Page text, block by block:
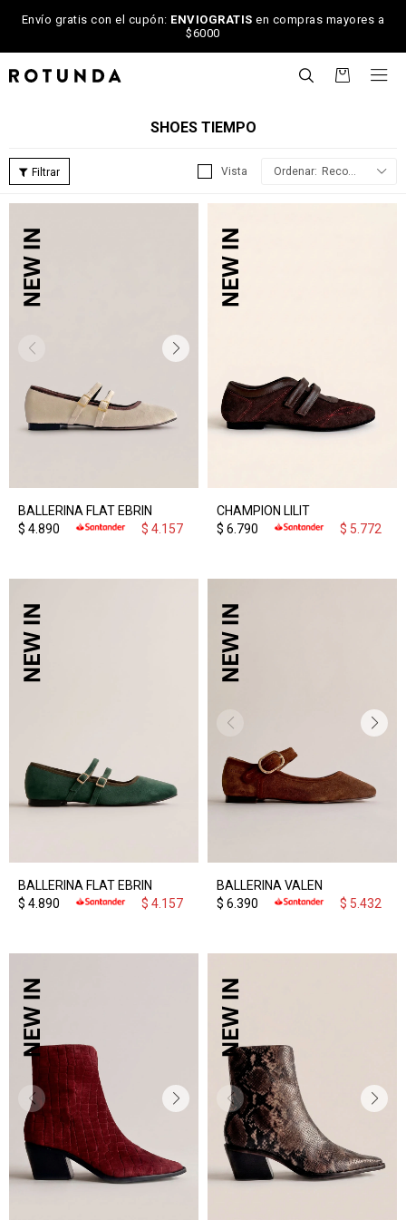
Envío gratis con el cupón: ENVIOGRATIS en compras mayores a
$6000

SHOES TIEMPO
Recomendados
BALLERINA FLAT EBRIN
$ 4.890 $ 4.157
CHAMPION LILIT
$ 6.790 $ 5.772
BALLERINA FLAT EBRIN
$ 4.890 $ 4.157
BALLERINA VALEN
$ 6.390 $ 5.432